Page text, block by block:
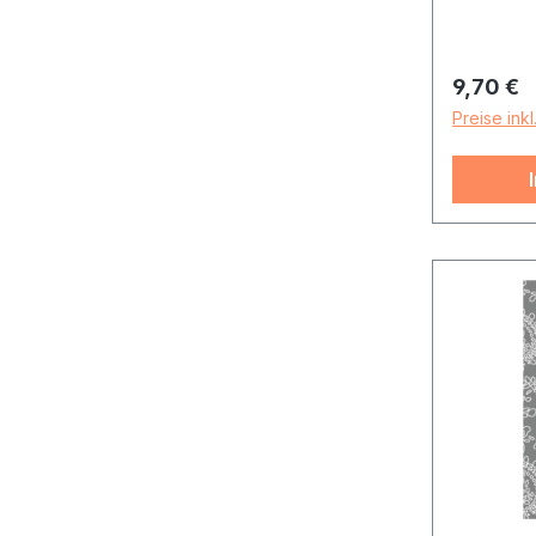
9,70 €
Preise